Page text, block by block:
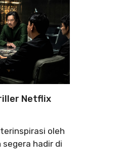
Netflix
oleh
segera hadir di